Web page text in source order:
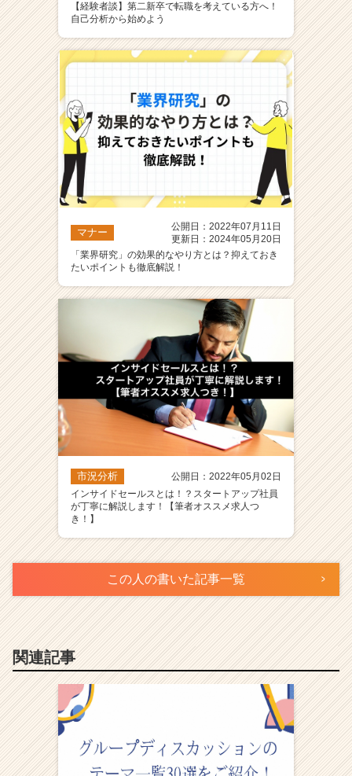
【経験者談】第二新卒で転職を考えている方へ！
自己分析から始めよう
マナー
公開日：2022年07月11日
更新日：2024年05月20日
「業界研究」の効果的なやり方とは？抑えておき
たいポイントも徹底解説！
市況分析
公開日：2022年05月02日
インサイドセールスとは！？スタートアップ社員
が丁寧に解説します！【筆者オススメ求人つ
き！】
この人の書いた記事一覧
関連記事